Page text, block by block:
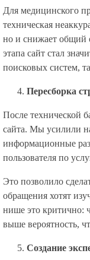
Для медицинского
техническая
но и снижает общий
этапа сайт стал
поисковых систем,
Пересборка
После технической
сайта. Мы усилили
информационные
пользователя по
Это позволило
обращения хотят
нише это критично:
выше вероятность,
Создание